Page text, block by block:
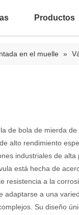
Productos
en el muelle »
de bola de mierda
alto rendimiento
industriales de alta
está hecha de
resistencia a la
adaptarse a una
Su diseño